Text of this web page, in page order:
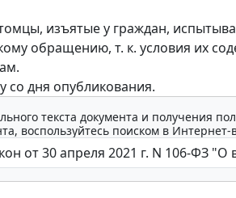
изъятые у граждан,
обращению, т. к. условия их
со дня опубликования.
текста документа и получения
воспользуйтесь поиском в